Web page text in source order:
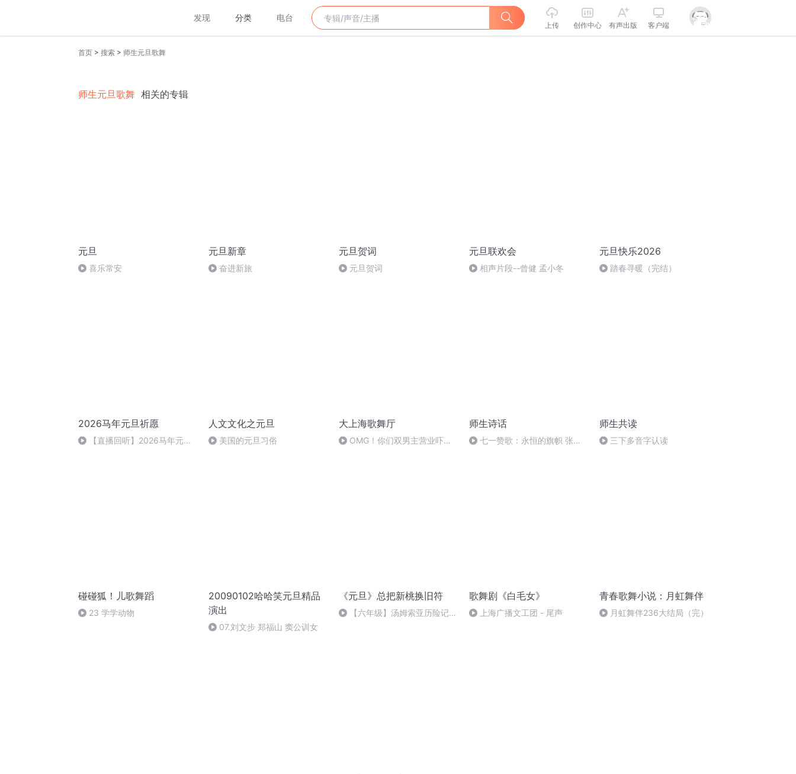
发现 分类 电台
上传 创作中心 有声出版 客户端
首页 > 搜索 > 师生元旦歌舞
师生元旦歌舞 相关的专辑
元旦
喜乐常安
元旦新章
奋进新旅
元旦贺词
元旦贺词
元旦联欢会
相声片段--曾健 孟小冬
元旦快乐2026
踏春寻暖（完结）
2026马年元旦祈愿
【直播回听】2026马年元旦
人文文化之元旦
美国的元旦习俗
大上海歌舞厅
OMG！你们双男主营业吓到
师生诗话
七一赞歌：永恒的旗帜 张克
师生共读
三下多音字认读
碰碰狐！儿歌舞蹈
23 学学动物
20090102哈哈笑元旦精品
演出
07.刘文步 郑福山 窦公训女
《元旦》总把新桃换旧符
【六年级】汤姆索亚历险记
歌舞剧《白毛女》
上海广播文工团 - 尾声
青春歌舞小说：月虹舞伴
月虹舞伴236大结局（完）